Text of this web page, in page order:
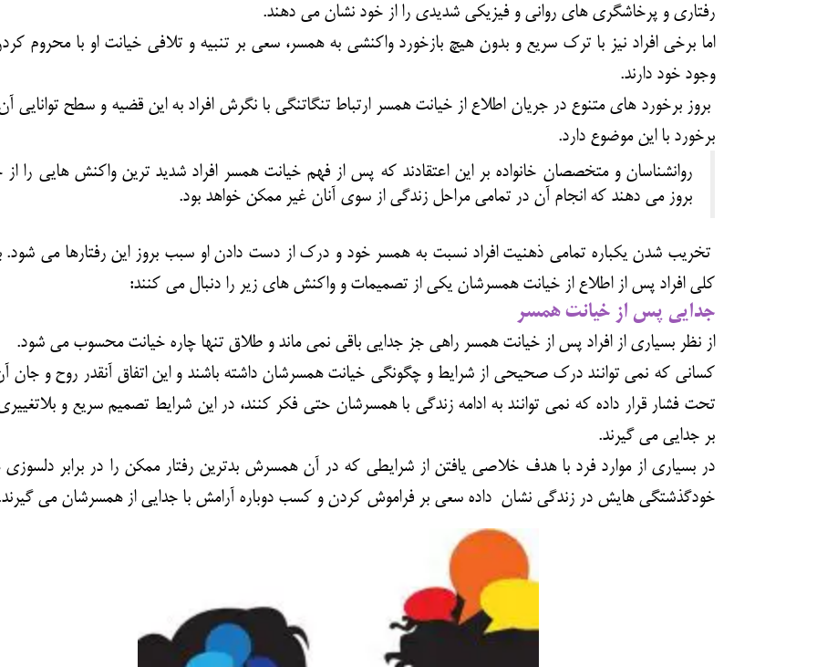
رفتاری و پرخاشگری های روانی و فیزیکی شدیدی را از خود نشان می دهند.
اما برخی افراد نیز با ترک سریع و بدون هیچ بازخورد واکنشی به همسر، سعی بر تنبیه و تلافی خیانت او با محروم
وجود خود دارند.
بروز برخورد های متنوع در جریان اطلاع از خیانت همسر ارتباط تنگاتنگی با نگرش افراد به این قضیه و سطح توانایی
برخورد با این موضوع دارد.
روانشناسان و متخصصان خانواده بر این اعتقادند که پس از فهم خیانت همسر افراد شدید ترین واکنش هایی را از
بروز می دهند که انجام آن در تمامی مراحل زندگی از سوی آنان غیر ممکن خواهد بود.
تخریب شدن یکباره تمامی ذهنیت افراد نسبت به همسر خود و درک از دست دادن او سبب بروز این رفتارها می شود.
کلی افراد پس از اطلاع از خیانت همسرشان یکی از تصمیمات و واکنش های زیر را دنبال می کنند:
جدایی پس از خیانت همسر
از نظر بسیاری از افراد پس از خیانت همسر راهی جز جدایی باقی نمی ماند و طلاق تنها چاره خیانت محسوب می شود.
کسانی که نمی توانند درک صحیحی از شرایط و چگونگی خیانت همسرشان داشته باشند و این اتفاق آنقدر روح و جان
تحت فشار قرار داده که نمی توانند به ادامه زندگی با همسرشان حتی فکر کنند، در این شرایط تصمیم سریع و
بر جدایی می گیرند.
در بسیاری از موارد فرد با هدف خلاصی یافتن از شرایطی که در آن همسرش بدترین رفتار ممکن را در برابر دلسوزی
خودگذشتگی هایش در زندگی نشان داده سعی بر فراموش کردن و کسب دوباره آرامش با جدایی از همسرشان می